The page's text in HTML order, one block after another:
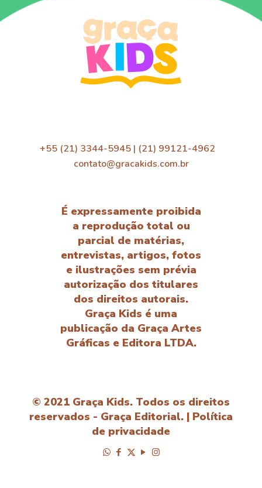
+55 (21) 3344-5945 | (21) 99121-4962
contato@gracakids.com.br
É expressamente proibida
a reprodução total ou
parcial de matérias,
entrevistas, artigos, fotos
e ilustrações sem prévia
autorização dos titulares
dos direitos autorais.
Graça Kids é uma
publicação da Graça Artes
Gráficas e Editora LTDA.
© 2021 Graça Kids. Todos os direitos
reservados - Graça Editorial. | Política
de privacidade